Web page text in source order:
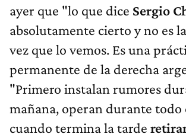
ayer que "lo que dice Sergio
absolutamente cierto y no es
vez que lo vemos. Es una
permanente de la derecha
"Primero instalan rumores
mañana, operan durante todo
cuando termina la tarde